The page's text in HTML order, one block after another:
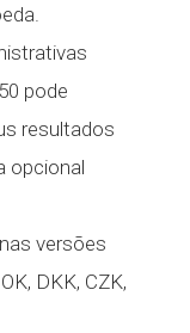
pode
resultados
opcional
versões
DKK, CZK,